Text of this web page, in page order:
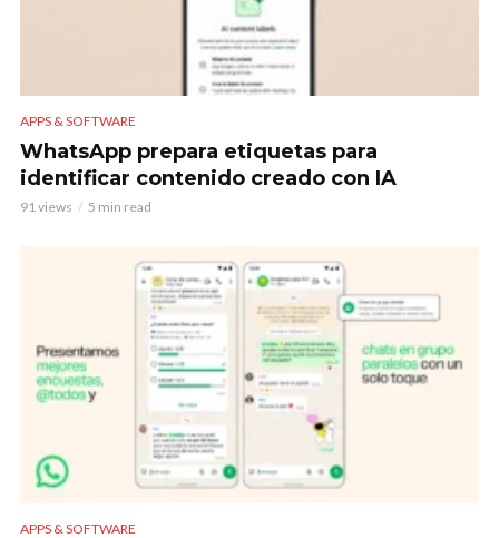
APPS & SOFTWARE
WhatsApp prepara etiquetas para
identificar contenido creado con IA
91 views 5 min read
APPS & SOFTWARE